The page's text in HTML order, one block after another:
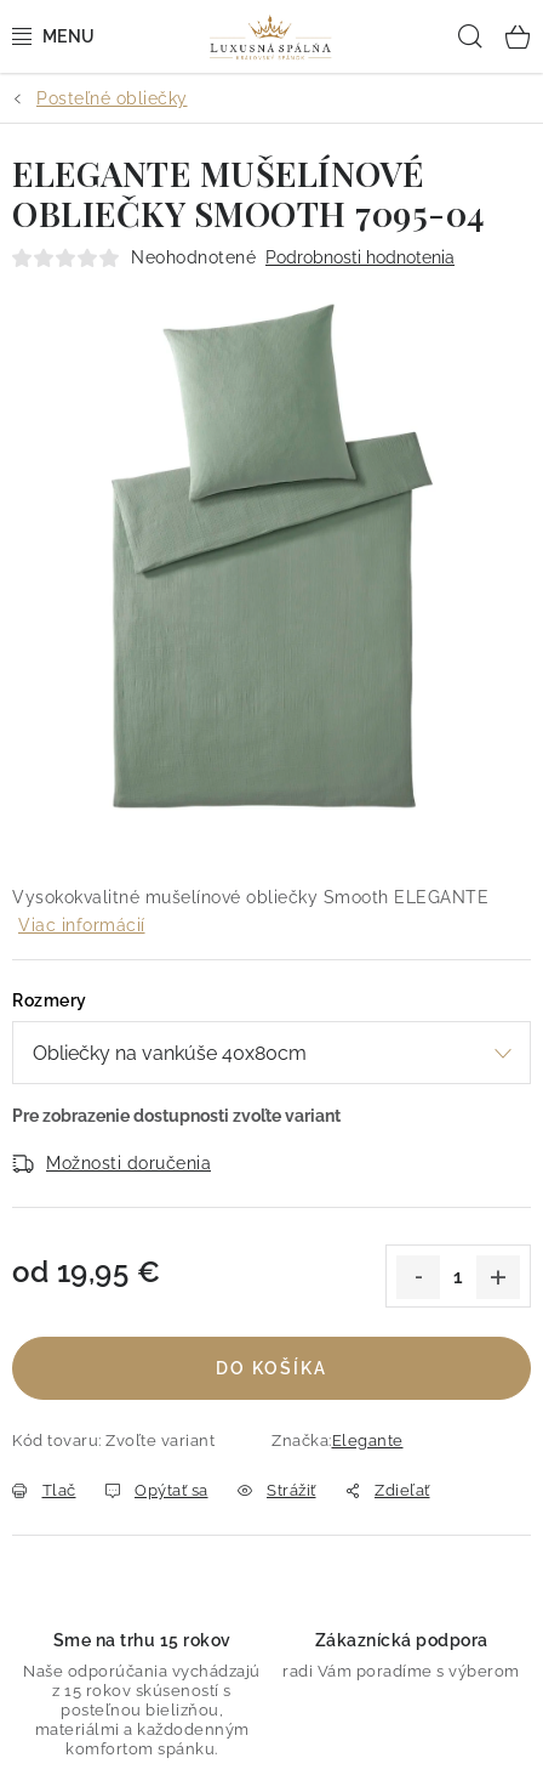
na
POSTEĽNÉ OBLIEČKY
POSTEĽNÉ PLACHTY
PREHOZY A PAPLÓNY
KÚPEĽŇA + WELLNESS
Blog Doprava
Kontakt
Posteľné obliečky
Vysokokvalitné mušelínové obliečky Smooth ELEGANTE
Viac informácií
Rozmery
Možnosti doručenia
od 19,95 €
DO KOŠÍKA
Kód tovaru: Zvoľte variant Značka:Elegante
Tlač Opýtať sa Strážiť Zdieľať
ELEGANTE MUŠELÍNOVÉ
OBLIEČKY SMOOTH 7095-04
Neohodnotené Podrobnosti hodnotenia
Sme na trhu 15 rokov
Naše odporúčania vychádzajú
z 15 rokov skúseností s
posteľnou bielizňou,
materiálmi a každodenným
komfortom spánku.
Zákaznícká podpora
radi Vám poradíme s výberom